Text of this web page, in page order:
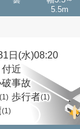
5.5m
日(水)08:20
近
破事故
(1) 歩行者(1)
(1)